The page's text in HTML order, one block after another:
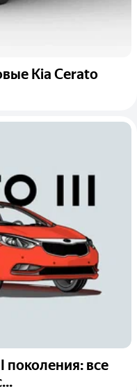
Kia Cerato
поколения: все